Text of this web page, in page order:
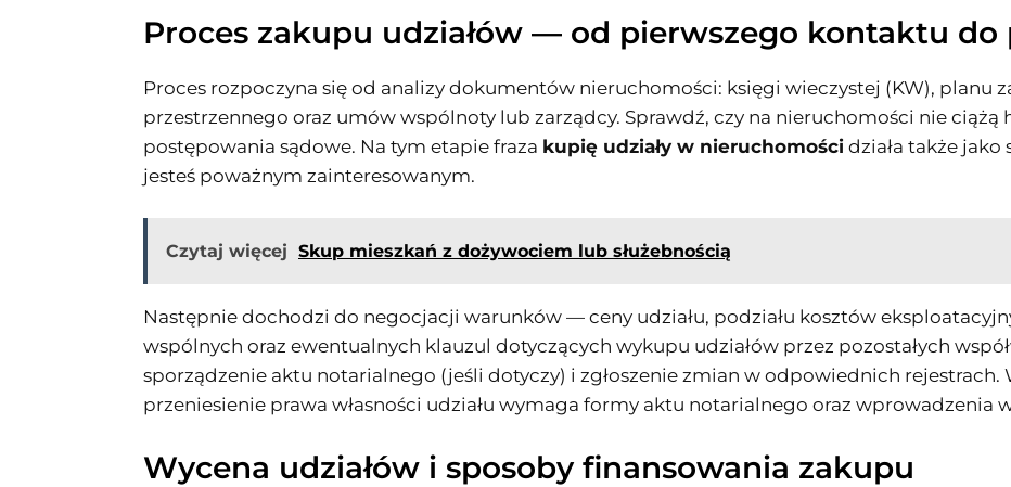
Proces zakupu udziałów — od pierwszego kontaktu
Proces rozpoczyna się od analizy dokumentów nieruchomości: księgi wieczystej (KW), planu
przestrzennego oraz umów wspólnoty lub zarządcy. Sprawdź, czy na nieruchomości nie ciążą
postępowania sądowe. Na tym etapie fraza kupię udziały w nieruchomości działa także jako
jesteś poważnym zainteresowanym.
Czytaj więcej Skup mieszkań z dożywociem lub służebnością
Następnie dochodzi do negocjacji warunków — ceny udziału, podziału kosztów
wspólnych oraz ewentualnych klauzul dotyczących wykupu udziałów przez pozostałych
sporządzenie aktu notarialnego (jeśli dotyczy) i zgłoszenie zmian w odpowiednich
przeniesienie prawa własności udziału wymaga formy aktu notarialnego oraz wprowadzenia
Wycena udziałów i sposoby finansowania zakupu